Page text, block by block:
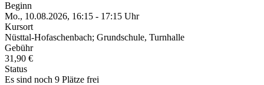
Beginn
Mo., 10.08.2026, 16:15 - 17:15 Uhr
Kursort
Nüsttal-Hofaschenbach; Grundschule, Turnhalle
Gebühr
31,90 €
Status
Es sind noch 9 Plätze frei